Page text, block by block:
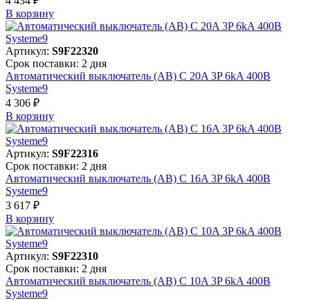
В корзинy
Артикул: S9F22320
Срок поставки: 2 дня
Автоматический выключатель (АВ) C 20A 3P 6kA 400В
Systeme9
4 306 ₽
В корзинy
Артикул: S9F22316
Срок поставки: 2 дня
Автоматический выключатель (АВ) C 16A 3P 6kA 400В
Systeme9
3 617 ₽
В корзинy
Артикул: S9F22310
Срок поставки: 2 дня
Автоматический выключатель (АВ) C 10A 3P 6kA 400В
Systeme9